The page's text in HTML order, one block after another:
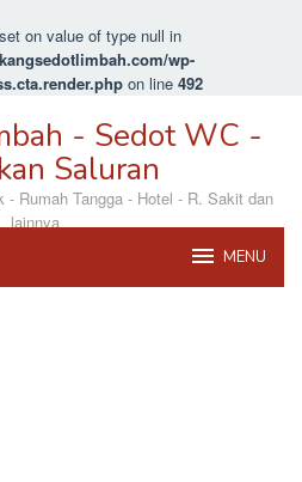
on value of type null in
wp-
on line 492
- Sedot WC -
Saluran
- Rumah Tangga - Hotel - R. Sakit dan
lainnya
MENU